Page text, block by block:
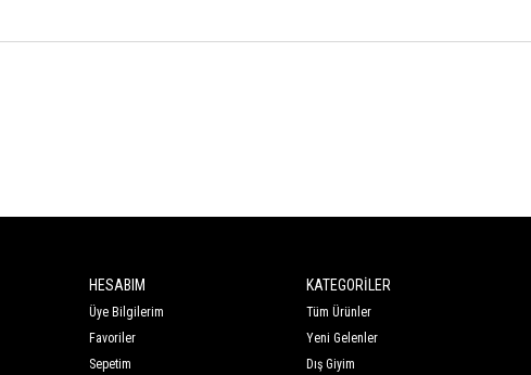
HESABIM
Üye Bilgilerim
Favoriler
Sepetim
KATEGORİLER
Tüm Ürünler
Yeni Gelenler
Dış Giyim